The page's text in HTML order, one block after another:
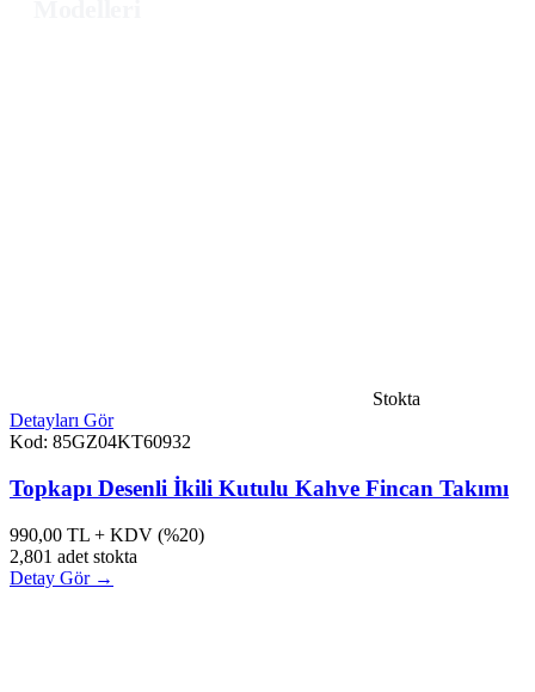
Stokta
Detayları Gör
Kod: 85GZ04KT60932
Topkapı Desenli İkili Kutulu Kahve Fincan Takımı
990,00 TL + KDV (%20)
2,801 adet stokta
Detay Gör →